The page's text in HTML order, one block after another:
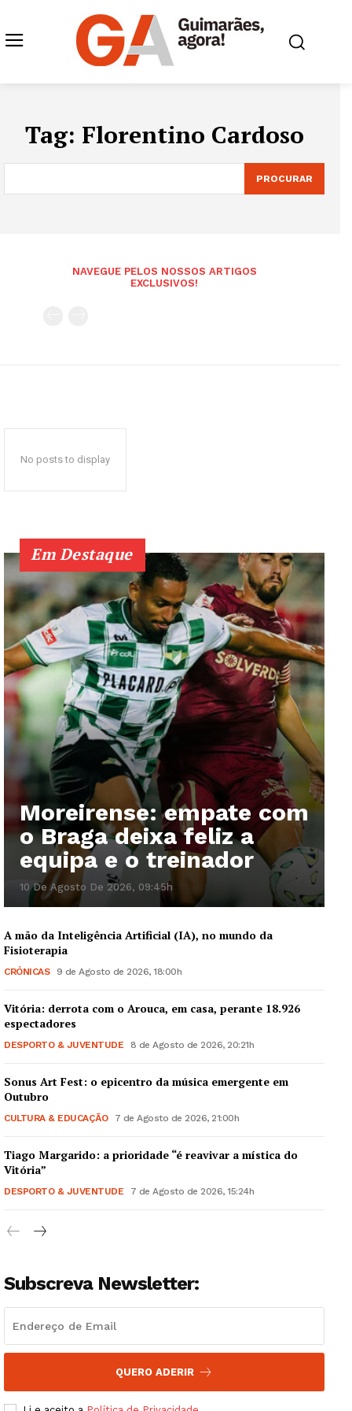
Guimarães, agora!
Institucional
Artigos
Edição Digital
Grande Entrevista
Tag: Florentino Cardoso
PROCURAR
NAVEGUE PELOS NOSSOS ARTIGOS
EXCLUSIVOS!
No posts to display
Em Destaque
Moreirense: empate com
o Braga deixa feliz a
equipa e o treinador
10 De Agosto De 2026, 09:45h
A mão da Inteligência Artificial (IA), no mundo da
Fisioterapia
CRÓNICAS 9 de Agosto de 2026, 18:00h
Vitória: derrota com o Arouca, em casa, perante 18.926
espectadores
DESPORTO & JUVENTUDE 8 de Agosto de 2026, 20:21h
Sonus Art Fest: o epicentro da música emergente em
Outubro
CULTURA & EDUCAÇÃO 7 de Agosto de 2026, 21:00h
Tiago Margarido: a prioridade “é reavivar a mística do
Vitória”
DESPORTO & JUVENTUDE 7 de Agosto de 2026, 15:24h
Subscreva Newsletter:
QUERO ADERIR